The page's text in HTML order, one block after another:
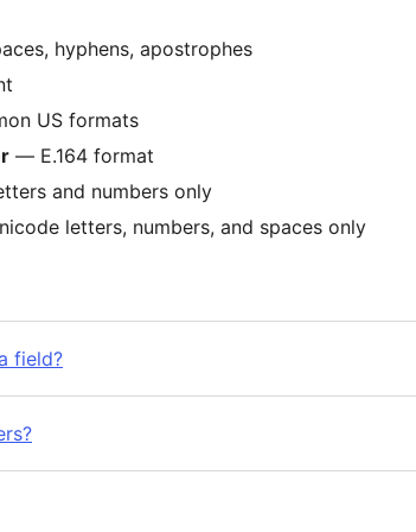
hyphens, apostrophes
US formats
— E.164 format
and numbers only
letters, numbers, and spaces only
field?